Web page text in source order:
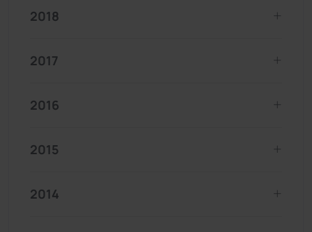
2018
2017
2016
2015
2014